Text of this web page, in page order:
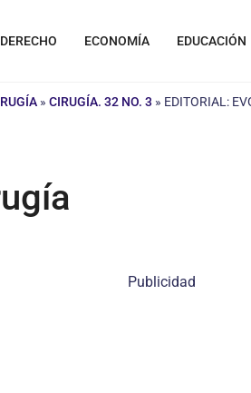
DERECHO ECONOMÍA EDUCACIÓN
» CIRUGÍA. 32 NO. 3 » EDITORIAL:
Publicidad